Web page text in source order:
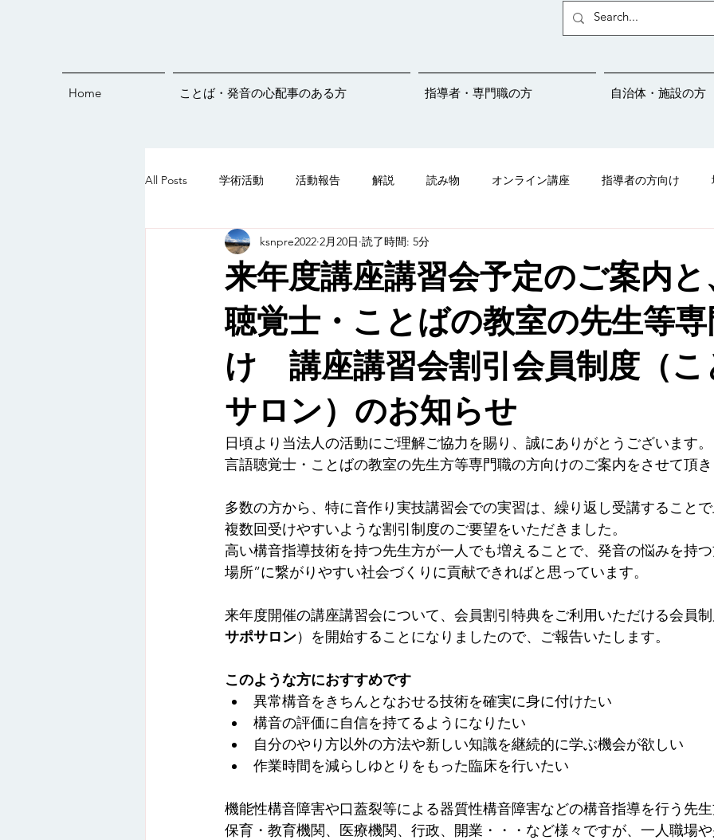
Home ことば・発音の心配事のある方 指導者・専門職の方 自治体・施設の方
All Posts 学術活動 活動報告 解説 読み物 オンライン講座 指導者の方向け
オンラインイベント ことばサポートネットの紹介
ことばすくすくライブ♪ 5歳児さんプロジェクト 学校連携 保育園 幼稚園 こと
オンライン講座 録画配信 医療 リハビリ 言語発達 発達障害 個別相談
来年度講座講習会予定のご案内
聴覚士・ことばの教室の先生等
け 講座講習会割引会員制度（こ
サロン）のお知らせ
ksnpre2022 2月20日 読了時間: 5分
日頃より当法人の活動にご理解ご協力を賜り、誠にありがとうございます。
言語聴覚士・ことばの教室の先生方等専門職の方向けのご案内をさせて頂
多数の方から、特に音作り実技講習会での実習は、繰り返し受講すること
複数回受けやすいような割引制度のご要望をいただきました。
高い構音指導技術を持つ先生方が一人でも増えることで、発音の悩みを持
場所”に繋がりやすい社会づくりに貢献できればと思っています。
来年度開催の講座講習会について、会員割引特典をご利用いただける会員
サポサロン）を開始することになりましたので、ご報告いたします。
このような方におすすめです
異常構音をきちんとなおせる技術を確実に身に付けたい
構音の評価に自信を持てるようになりたい
自分のやり方以外の方法や新しい知識を継続的に学ぶ機会が欲しい
作業時間を減らしゆとりをもった臨床を行いたい
機能性構音障害や口蓋裂等による器質性構音障害などの構音指導を行う先
保育・教育機関、医療機関、行政、開業・・・など様々ですが、一人職場